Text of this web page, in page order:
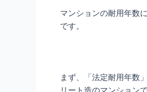
マンションの耐用年数
です。
まず、「法定耐用年数